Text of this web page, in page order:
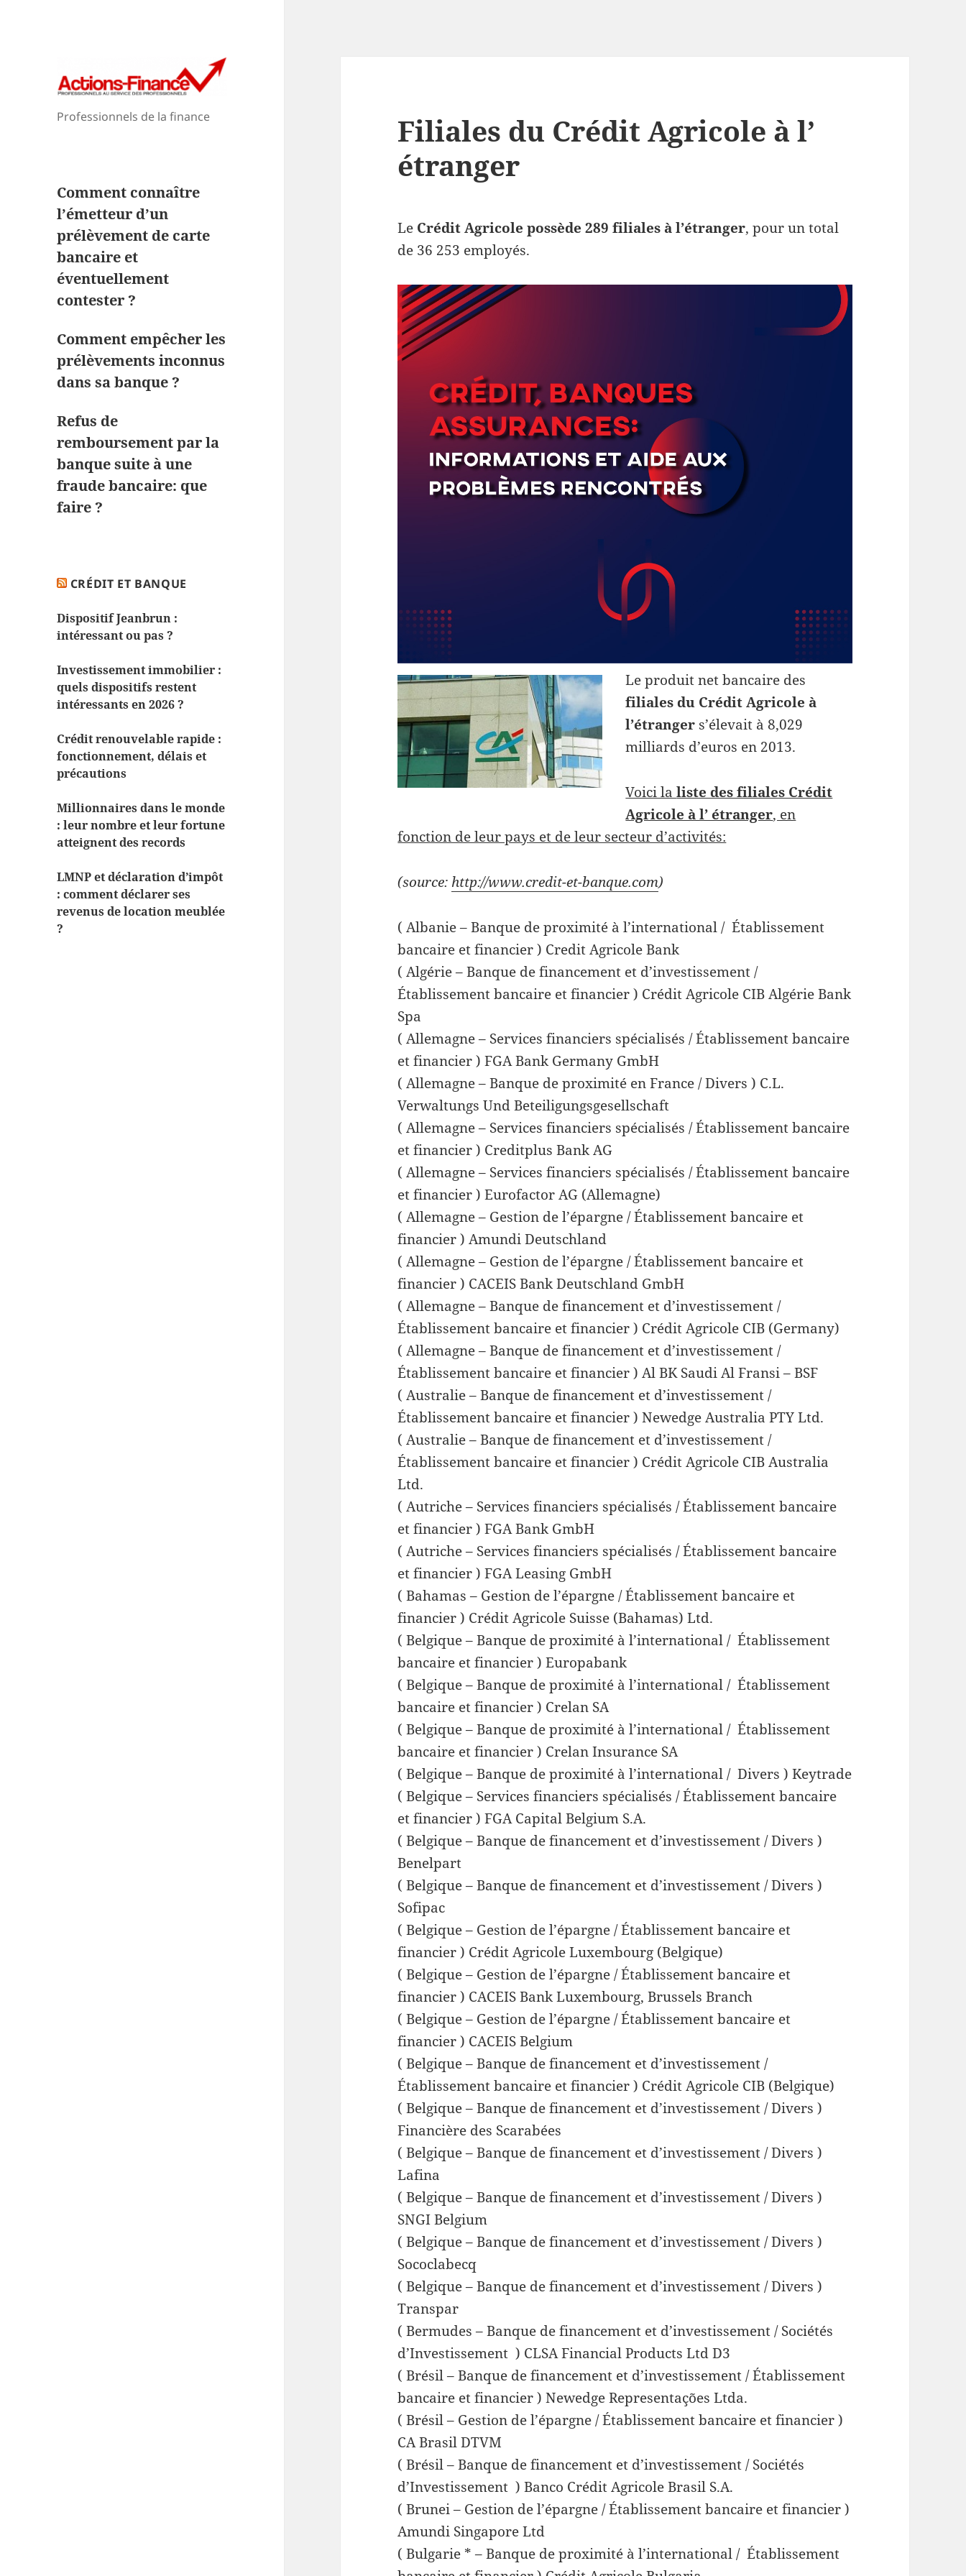
Professionnels de la finance
Comment connaître
l’émetteur d’un
prélèvement de carte
bancaire et
éventuellement
contester ?
Comment empêcher les
prélèvements inconnus
dans sa banque ?
Refus de
remboursement par la
banque suite à une
fraude bancaire: que
faire ?
CRÉDIT ET BANQUE
Dispositif Jeanbrun :
intéressant ou pas ?
Investissement immobilier :
quels dispositifs restent
intéressants en 2026 ?
Crédit renouvelable rapide :
fonctionnement, délais et
précautions
Millionnaires dans le monde
: leur nombre et leur fortune
atteignent des records
LMNP et déclaration d’impôt
: comment déclarer ses
revenus de location meublée
?
Filiales du Crédit Agricole à l’
étranger
Le Crédit Agricole possède 289 filiales à l’étranger, pour un total
de 36 253 employés.
Le produit net bancaire des
filiales du Crédit Agricole à
l’étranger s’élevait à 8,029
milliards d’euros en 2013.
Voici laliste des filiales Crédit
Agricole à l’ étranger, en
fonction de leur pays et de leur secteur d’activités:
(source: http://www.credit-et-banque.com)
( Albanie – Banque de proximité à l’international / Établissement
bancaire et financier ) Credit Agricole Bank
( Algérie – Banque de financement et d’investissement /
Établissement bancaire et financier ) Crédit Agricole CIB Algérie Bank
Spa
( Allemagne – Services financiers spécialisés / Établissement bancaire
et financier ) FGA Bank Germany GmbH
( Allemagne – Banque de proximité en France / Divers ) C.L.
Verwaltungs Und Beteiligungsgesellschaft
( Allemagne – Services financiers spécialisés / Établissement bancaire
et financier ) Creditplus Bank AG
( Allemagne – Services financiers spécialisés / Établissement bancaire
et financier ) Eurofactor AG (Allemagne)
( Allemagne – Gestion de l’épargne / Établissement bancaire et
financier ) Amundi Deutschland
( Allemagne – Gestion de l’épargne / Établissement bancaire et
financier ) CACEIS Bank Deutschland GmbH
( Allemagne – Banque de financement et d’investissement /
Établissement bancaire et financier ) Crédit Agricole CIB (Germany)
( Allemagne – Banque de financement et d’investissement /
Établissement bancaire et financier ) Al BK Saudi Al Fransi – BSF
( Australie – Banque de financement et d’investissement /
Établissement bancaire et financier ) Newedge Australia PTY Ltd.
( Australie – Banque de financement et d’investissement /
Établissement bancaire et financier ) Crédit Agricole CIB Australia
Ltd.
( Autriche – Services financiers spécialisés / Établissement bancaire
et financier ) FGA Bank GmbH
( Autriche – Services financiers spécialisés / Établissement bancaire
et financier ) FGA Leasing GmbH
( Bahamas – Gestion de l’épargne / Établissement bancaire et
financier ) Crédit Agricole Suisse (Bahamas) Ltd.
( Belgique – Banque de proximité à l’international / Établissement
bancaire et financier ) Europabank
( Belgique – Banque de proximité à l’international / Établissement
bancaire et financier ) Crelan SA
( Belgique – Banque de proximité à l’international / Établissement
bancaire et financier ) Crelan Insurance SA
( Belgique – Banque de proximité à l’international / Divers ) Keytrade
( Belgique – Services financiers spécialisés / Établissement bancaire
et financier ) FGA Capital Belgium S.A.
( Belgique – Banque de financement et d’investissement / Divers )
Benelpart
( Belgique – Banque de financement et d’investissement / Divers )
Sofipac
( Belgique – Gestion de l’épargne / Établissement bancaire et
financier ) Crédit Agricole Luxembourg (Belgique)
( Belgique – Gestion de l’épargne / Établissement bancaire et
financier ) CACEIS Bank Luxembourg, Brussels Branch
( Belgique – Gestion de l’épargne / Établissement bancaire et
financier ) CACEIS Belgium
( Belgique – Banque de financement et d’investissement /
Établissement bancaire et financier ) Crédit Agricole CIB (Belgique)
( Belgique – Banque de financement et d’investissement / Divers )
Financière des Scarabées
( Belgique – Banque de financement et d’investissement / Divers )
Lafina
( Belgique – Banque de financement et d’investissement / Divers )
SNGI Belgium
( Belgique – Banque de financement et d’investissement / Divers )
Sococlabecq
( Belgique – Banque de financement et d’investissement / Divers )
Transpar
( Bermudes – Banque de financement et d’investissement / Sociétés
d’Investissement ) CLSA Financial Products Ltd D3
( Brésil – Banque de financement et d’investissement / Établissement
bancaire et financier ) Newedge Representações Ltda.
( Brésil – Gestion de l’épargne / Établissement bancaire et financier )
CA Brasil DTVM
( Brésil – Banque de financement et d’investissement / Sociétés
d’Investissement ) Banco Crédit Agricole Brasil S.A.
( Brunei – Gestion de l’épargne / Établissement bancaire et financier )
Amundi Singapore Ltd
( Bulgarie * – Banque de proximité à l’international / Établissement